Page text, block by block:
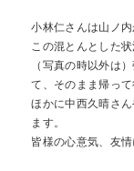
小林仁さんは山ノ内
この混とんとした
（写真の時以外は
て、そのまま帰って
ほかに中西久晴さ
ます。
皆様の心意気、友情